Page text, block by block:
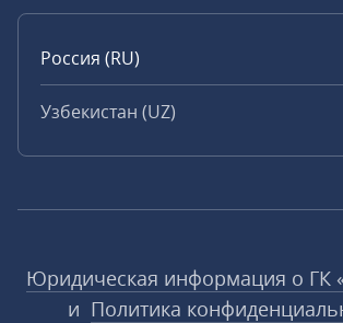
Россия (RU)
Узбекистан (UZ)
Юридическая информация о ГК
и Политика